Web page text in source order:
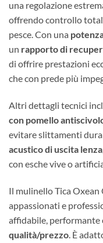
una regolazione
offrendo controllo
pesce. Con una
un rapporto di
di offrire prestazioni
che con prede più
Altri dettagli tecnici
con pomello
evitare slittamenti
acustico di uscita lenza
con esche vive o
Il mulinello Tica
appassionati e
affidabile, performante
qualità/prezzo. È